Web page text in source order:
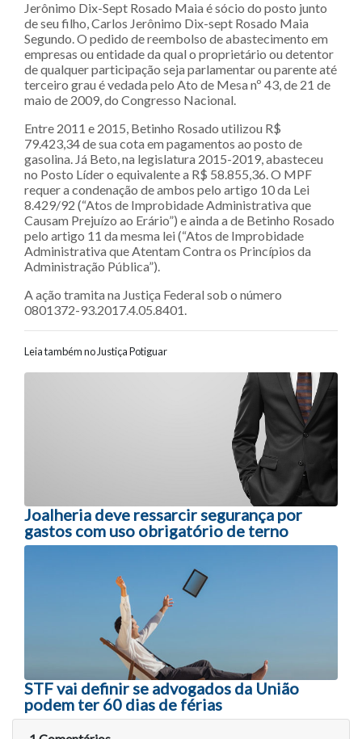
Jerônimo Dix-Sept Rosado Maia é sócio do posto junto
de seu filho, Carlos Jerônimo Dix-sept Rosado Maia
Segundo. O pedido de reembolso de abastecimento em
empresas ou entidade da qual o proprietário ou detentor
de qualquer participação seja parlamentar ou parente até
terceiro grau é vedada pelo Ato de Mesa nº 43, de 21 de
maio de 2009, do Congresso Nacional.
Entre 2011 e 2015, Betinho Rosado utilizou R$
79.423,34 de sua cota em pagamentos ao posto de
gasolina. Já Beto, na legislatura 2015-2019, abasteceu
no Posto Líder o equivalente a R$ 58.855,36. O MPF
requer a condenação de ambos pelo artigo 10 da Lei
8.429/92 (“Atos de Improbidade Administrativa que
Causam Prejuízo ao Erário”) e ainda a de Betinho Rosado
pelo artigo 11 da mesma lei (“Atos de Improbidade
Administrativa que Atentam Contra os Princípios da
Administração Pública”).
A ação tramita na Justiça Federal sob o número
0801372-93.2017.4.05.8401.
Leia também no Justiça Potiguar
Navegação entre posts
Joalheria deve ressarcir segurança por
gastos com uso obrigatório de terno
STF vai definir se advogados da União
podem ter 60 dias de férias